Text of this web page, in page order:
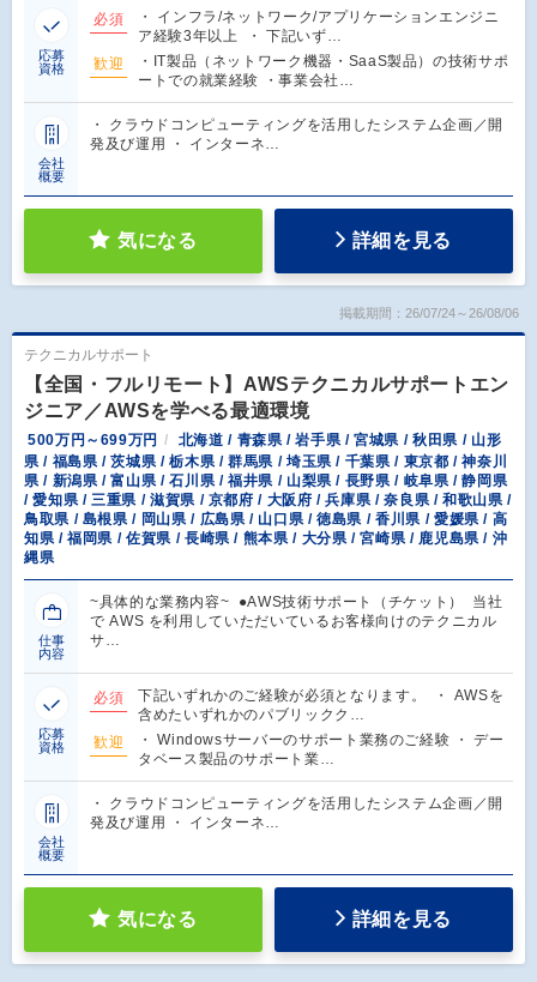
応募
資格
必須
・ インフラ/ネットワーク/アプリケーションエンジニ
ア経験3年以上 ・ 下記いず…
歓迎
・IT製品（ネットワーク機器・SaaS製品）の技術サポ
ートでの就業経験 ・事業会社…
会社
概要
・ クラウドコンピューティングを活用したシステム企画／開
発及び運用 ・ インターネ…
気になる 詳細を見る
掲載期間：26/07/24～26/08/06
テクニカルサポート
【全国・フルリモート】AWSテクニカルサポートエン
ジニア／AWSを学べる最適環境
500万円～699万円
北海道 / 青森県 / 岩手県 / 宮城県 / 秋田県 / 山形
県 / 福島県 / 茨城県 / 栃木県 / 群馬県 / 埼玉県 / 千葉県 / 東京都 / 神奈川
県 / 新潟県 / 富山県 / 石川県 / 福井県 / 山梨県 / 長野県 / 岐阜県 / 静岡県
/ 愛知県 / 三重県 / 滋賀県 / 京都府 / 大阪府 / 兵庫県 / 奈良県 / 和歌山県 /
鳥取県 / 島根県 / 岡山県 / 広島県 / 山口県 / 徳島県 / 香川県 / 愛媛県 / 高
知県 / 福岡県 / 佐賀県 / 長崎県 / 熊本県 / 大分県 / 宮崎県 / 鹿児島県 / 沖
縄県
仕事
内容
~具体的な業務内容~ ●AWS技術サポート（チケット） 当社
で AWS を利用していただいているお客様向けのテクニカル
サ…
応募
資格
必須
下記いずれかのご経験が必須となります。 ・ AWSを
含めたいずれかのパブリックク…
歓迎
・ Windowsサーバーのサポート業務のご経験 ・ デー
タベース製品のサポート業…
会社
概要
・ クラウドコンピューティングを活用したシステム企画／開
発及び運用 ・ インターネ…
気になる 詳細を見る